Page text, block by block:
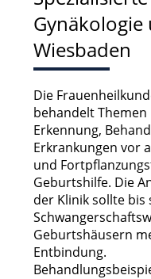
Wiesbaden
Die
behandelt
Erkennung,
Erkrankungen vor
und
Geburtshilfe. Die
der Klinik sollte bis
Geburtshäusern
Entbindung.